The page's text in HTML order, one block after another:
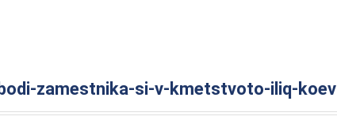
zamestnika-si-v-kmetstvoto-iliq-koev